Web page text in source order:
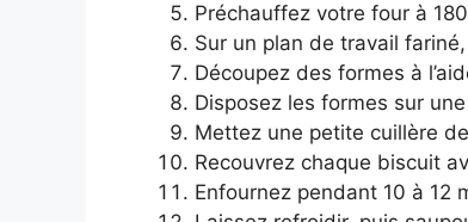
Préchauffez votre four à
Sur un plan de travail
Découpez des formes à
Disposez les formes sur
Mettez une petite cuillère
Recouvrez chaque biscuit
Enfournez pendant 10 à 12